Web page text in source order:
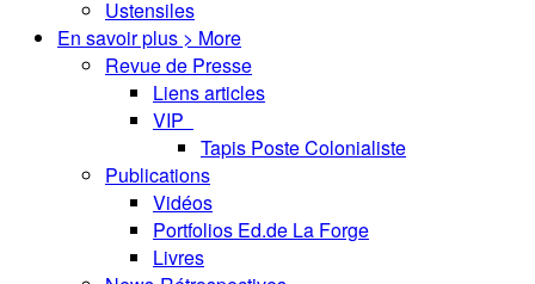
Ustensiles
En savoir plus > More
Revue de Presse
Liens articles
VIP
Tapis Poste Colonialiste
Publications
Vidéos
Portfolios Ed.de La Forge
Livres